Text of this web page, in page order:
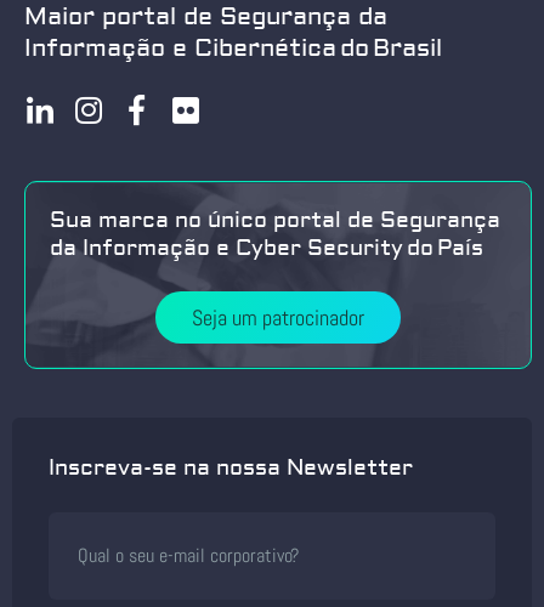
Maior portal de Segurança da
Informação e Cibernética do Brasil
Sua marca no único portal de Segurança
da Informação e Cyber Security do País
Seja um patrocinador
Inscreva-se na nossa Newsletter